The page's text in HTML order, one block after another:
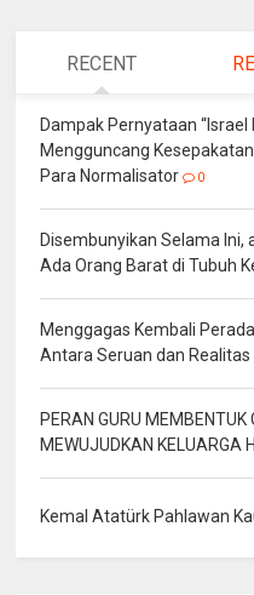
RECENT
Dampak Pernyataan “Israel
Mengguncang
Para Normalisator
0
Disembunyikan Selama Ini,
Ada Orang Barat di Tubuh
Menggagas Kembali
Antara Seruan dan Realitas
PERAN GURU MEMBENTUK
MEWUJUDKAN KELUARGA
Kemal Atatürk Pahlawan